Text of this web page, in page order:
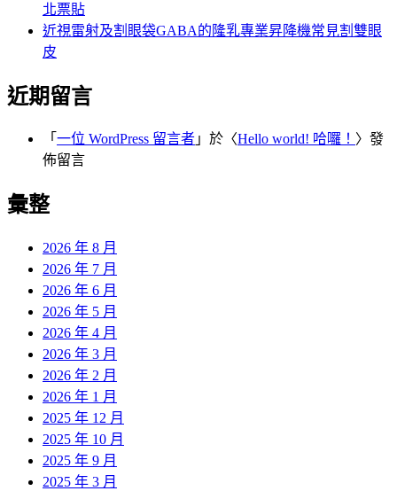
北票貼
近視雷射及割眼袋GABA的隆乳專業昇降機常見割雙眼
皮
近期留言
「 一位 WordPress 留言者 」於〈Hello world! 哈囉！ 〉發
佈留言
彙整
2026 年 8 月
2026 年 7 月
2026 年 6 月
2026 年 5 月
2026 年 4 月
2026 年 3 月
2026 年 2 月
2026 年 1 月
2025 年 12 月
2025 年 10 月
2025 年 9 月
2025 年 3 月